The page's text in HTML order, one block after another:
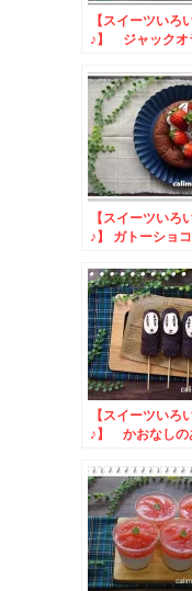
【スイーツいろ
♪】 ジャックオ
【スイーツいろ
♪】 ガトーショ
【スイーツいろ
♪】 かおなしの